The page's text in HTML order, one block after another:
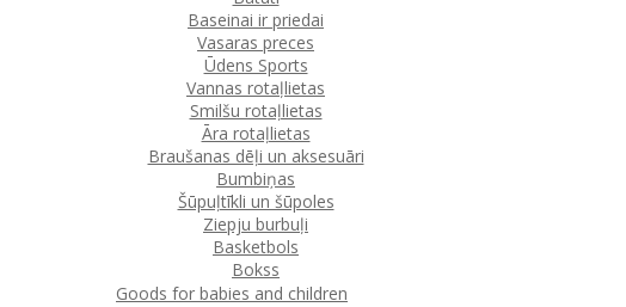
Baseinai ir priedai
Vasaras preces
Ūdens Sports
Vannas rotaļlietas
Smilšu rotaļlietas
Āra rotaļlietas
Braušanas dēļi un aksesuāri
Bumbiņas
Šūpuļtīkli un šūpoles
Ziepju burbuļi
Basketbols
Bokss
Goods for babies and children